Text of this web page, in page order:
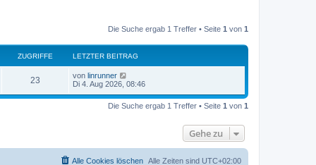
Die Suche ergab 1 Treffer • Seite 1 von 1
ZUGRIFFE LETZTER BEITRAG
23
u
L
e
z
i
t
von linrunner
Di 4. Aug 2026, 08:46
Die Suche ergab 1 Treffer • Seite 1 von 1
Gehe zu
Alle Zeiten sind UTC+02:00
Alle Cookies löschen